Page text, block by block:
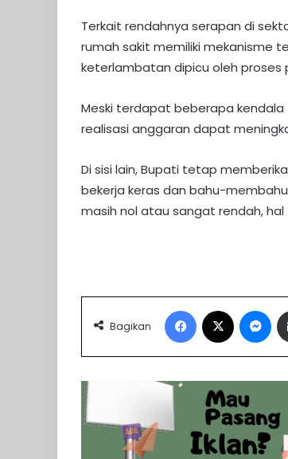
Terkait rendahnya serapan di
rumah sakit memiliki mekanisme
keterlambatan dipicu oleh proses
Meski terdapat beberapa kendala
realisasi anggaran dapat
Di sisi lain, Bupati tetap
bekerja keras dan bahu-
masih nol atau sangat rendah,
Bagikan
Facebook